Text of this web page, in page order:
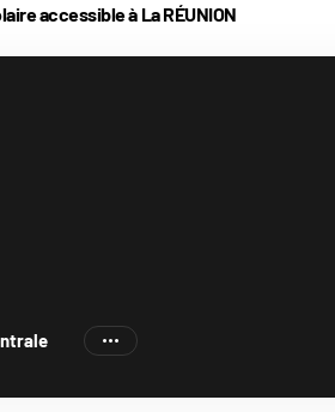
site? On vous rembourse1% en Cashback